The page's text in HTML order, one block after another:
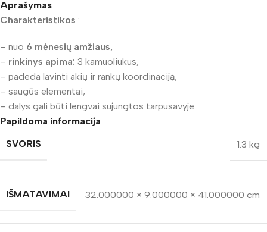
Aprašymas
Charakteristikos :
– nuo 6 mėnesių amžiaus,
– rinkinys apima: 3 kamuoliukus,
– padeda lavinti akių ir rankų koordinaciją,
– saugūs elementai,
– dalys gali būti lengvai sujungtos tarpusavyje.
Papildoma informacija
SVORIS
1.3 kg
IŠMATAVIMAI 32.000000 × 9.000000 × 41.000000 cm